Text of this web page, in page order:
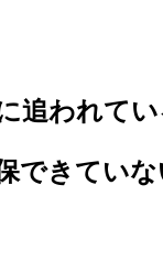
追われて
できてい